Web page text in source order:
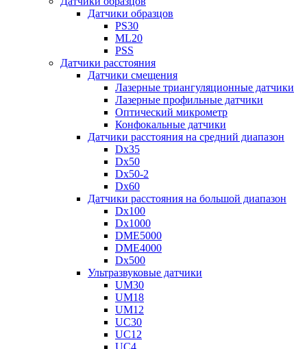
Датчики образцов
PS30
ML20
PSS
Датчики расстояния
Датчики смещения
Лазерные триангуляционные датчики
Лазерные профильные датчики
Оптический микрометр
Конфокальные датчики
Датчики расстояния на средний диапазон
Dx35
Dx50
Dx50-2
Dx60
Датчики расстояния на большой диапазон
Dx100
Dx1000
DME5000
DME4000
Dx500
Ультразвуковые датчики
UM30
UM18
UM12
UC30
UC12
UC4